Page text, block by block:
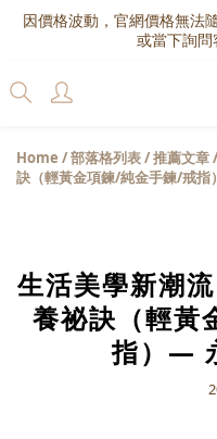
因價格波動，官網價格無法
或當下詢問
Home /部落格列表/推薦文章/
訣（輕黃金項鍊/純金手鍊/戒
生活美學新潮
養祕訣（輕黃
指）—